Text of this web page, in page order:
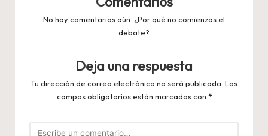
No hay comentarios aún. ¿Por qué no comienzas el
debate?
Deja una respuesta
Tu dirección de correo electrónico no será publicada. Los
campos obligatorios están marcados con *